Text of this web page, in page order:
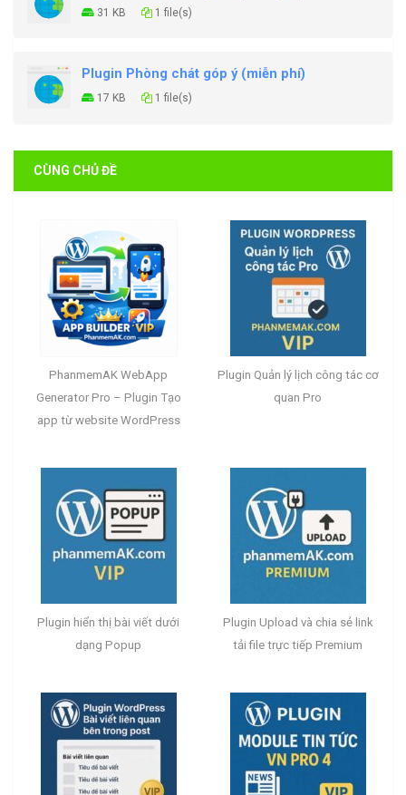
31 KB 1 file(s)
Plugin Phòng chát góp ý (miễn phí)
17 KB 1 file(s)
CÙNG CHỦ ĐỀ
PhanmemAK WebApp
Generator Pro – Plugin Tạo
app từ website WordPress
Plugin Quản lý lịch công tác cơ
quan Pro
Plugin hiển thị bài viết dưới
dạng Popup
Plugin Upload và chia sẻ link
tải file trực tiếp Premium